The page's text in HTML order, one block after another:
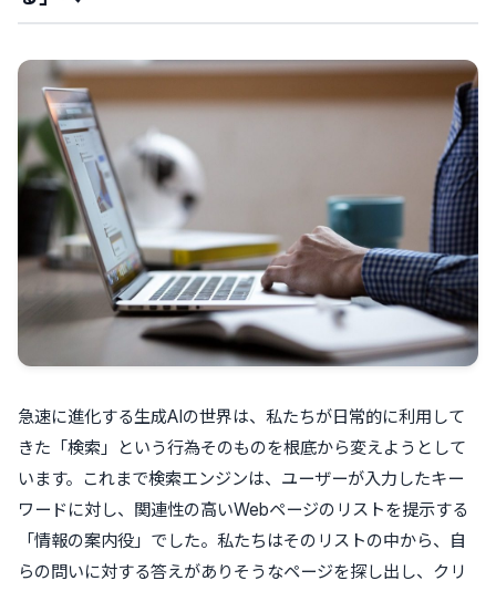
急速に進化する生成AIの世界は、私たちが日常的に利用して
きた「検索」という行為そのものを根底から変えようとして
います。これまで検索エンジンは、ユーザーが入力したキー
ワードに対し、関連性の高いWebページのリストを提示する
「情報の案内役」でした。私たちはそのリストの中から、自
らの問いに対する答えがありそうなページを探し出し、クリ